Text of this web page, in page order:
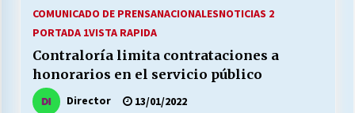
LABORAL:
13/07/2026
COMUNICADO DE PRENSANACIONALESNOTICIAS 2
PORTADA 1VISTA RAPIDA
Contraloría limita contrataciones a
honorarios en el servicio público
Director 13/01/2022